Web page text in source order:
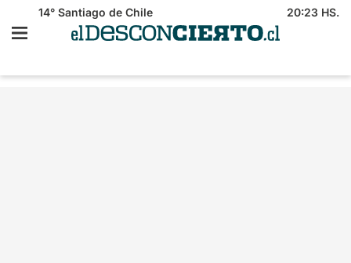
14° Santiago de Chile 20:23 HS.